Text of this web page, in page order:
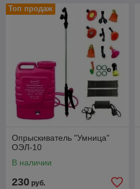
Топ продаж
Опрыскиватель "Умница"
ОЭЛ-10
В наличии
230 руб.